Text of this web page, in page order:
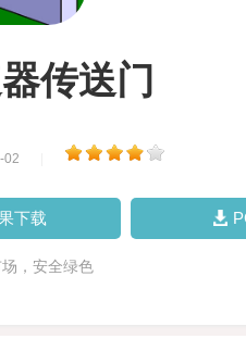
传送门
02
下载
，安全绿色